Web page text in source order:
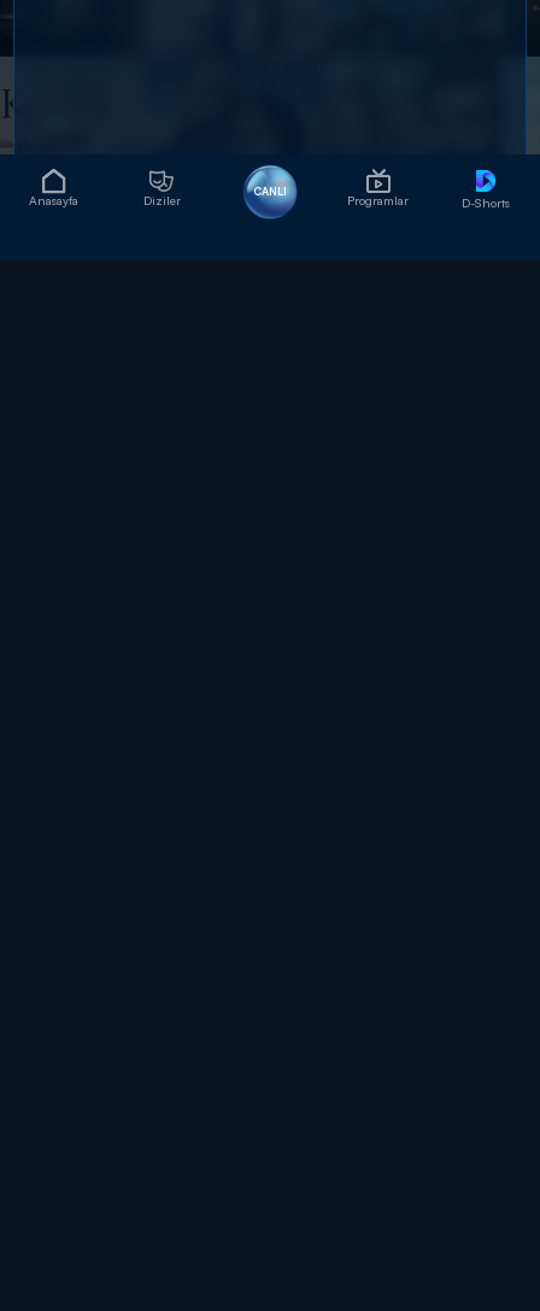
Anasayfa Diziler
CANLI
Programlar D-Shorts